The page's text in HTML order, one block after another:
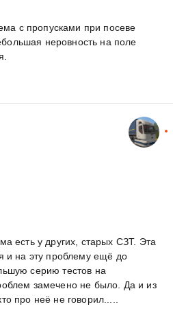
с пропусками при посеве
неровность на поле
есть у других, старых СЗТ. Эта
и на эту проблему ещё до
серию тестов на
замечено не было. Да и из
про неё не говорил.....